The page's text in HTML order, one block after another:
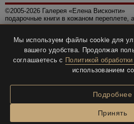
©2005-2026 Галерея «Елена Висконти»
подарочные книги в кожаном переплете,
Политика конфиденциальности
Все права защищены.
Разработка и дизайнBTV-info.
Мы используем файлы cookie для
вашего удобства. Продолжая
соглашаетесь с Политикой
использованием
Подробнее
Принять